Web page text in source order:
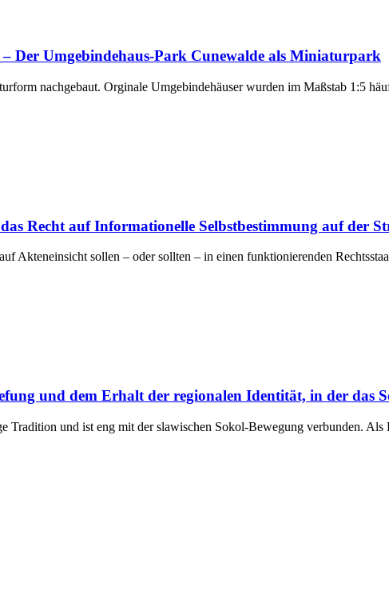
Der Umgebindehaus-Park Cunewalde als Miniaturpark
nachgebaut. Orginale Umgebindehäuser wurden im Maßstab 1:5
Recht auf Informationelle Selbstbestimmung auf der
Akteneinsicht sollen – oder sollten – in einen funktionierenden
und dem Erhalt der regionalen Identität, in der das
Tradition und ist eng mit der slawischen Sokol-Bewegung verbunden. Als